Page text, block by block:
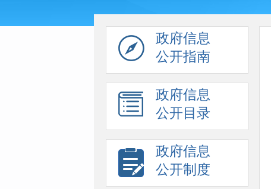
政府信息
公开指南
政府信息
公开目录
政府信息
公开制度